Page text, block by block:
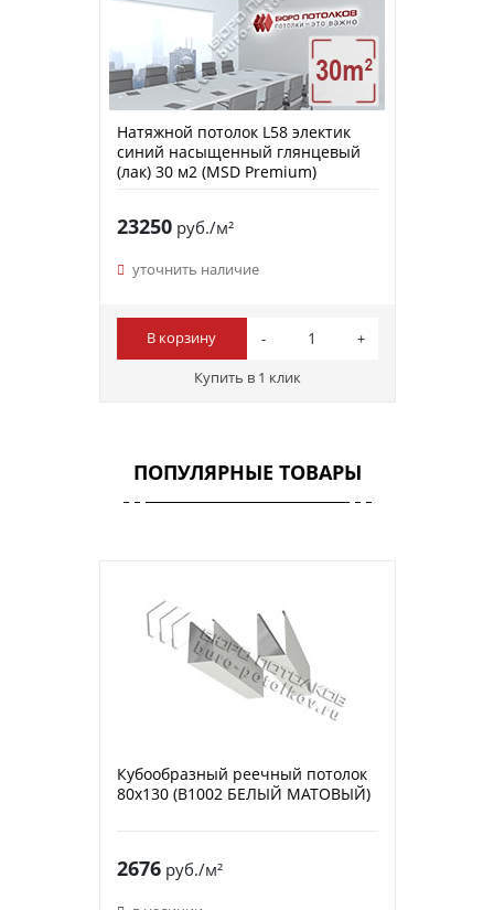
Натяжной потолок L58 электик
синий насыщенный глянцевый
(лак) 30 м2 (MSD Premium)
23250руб./м²
уточнить наличие
В корзину
Купить в 1 клик
ПОПУЛЯРНЫЕ ТОВАРЫ
Кубообразный реечный потолок
80х130 (B1002 БЕЛЫЙ МАТОВЫЙ)
2676руб./м²